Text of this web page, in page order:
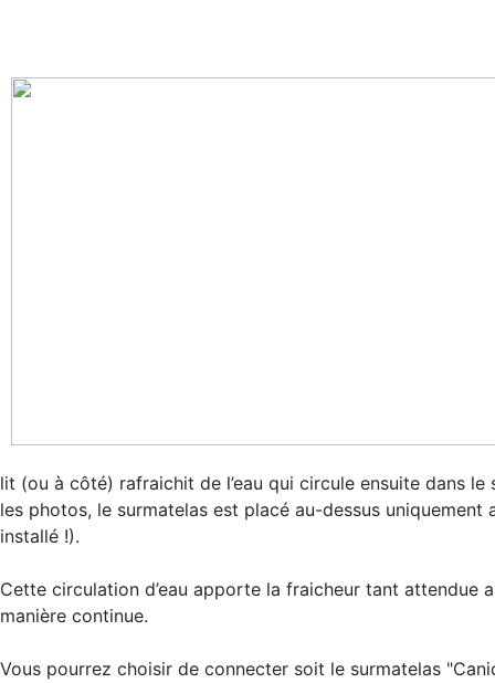
lit (ou à côté) rafraichit de l’eau qui circule ensuite dans
les photos, le surmatelas est placé au-dessus
installé !).
Cette circulation d’eau apporte la fraicheur tant
manière continue.
Vous pourrez choisir de connecter soit le surmatelas